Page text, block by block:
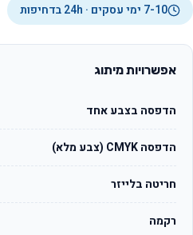
7-10 ימי עסקים · 24h בדחיפות
אפשרויות מיתוג
הדפסה בצבע אחד
הדפסה CMYK (צבע מלא)
חריטה בלייזר
רקמה